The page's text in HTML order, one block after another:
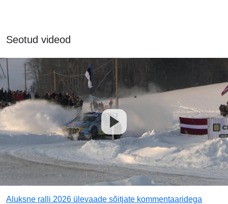
Seotud videod
Aluksne ralli 2026 ülevaade sõitjate kommentaaridega